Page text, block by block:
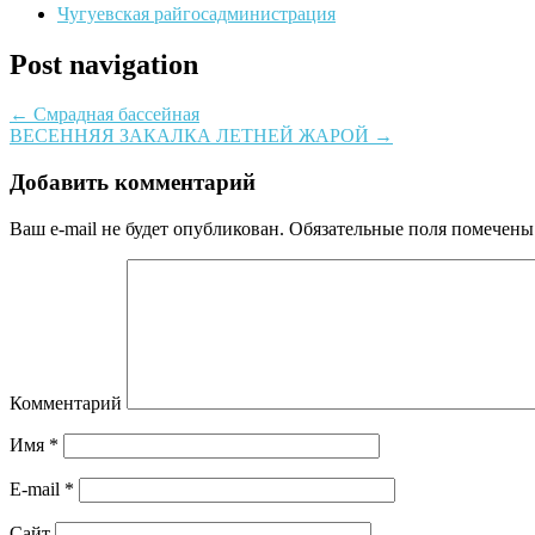
Чугуевская райгосадминистрация
Post navigation
← Смрадная бассейная
ВЕСЕННЯЯ ЗАКАЛКА ЛЕТНЕЙ ЖАРОЙ →
Добавить комментарий
Ваш e-mail не будет опубликован. Обязательные поля
Комментарий
Имя *
E-mail *